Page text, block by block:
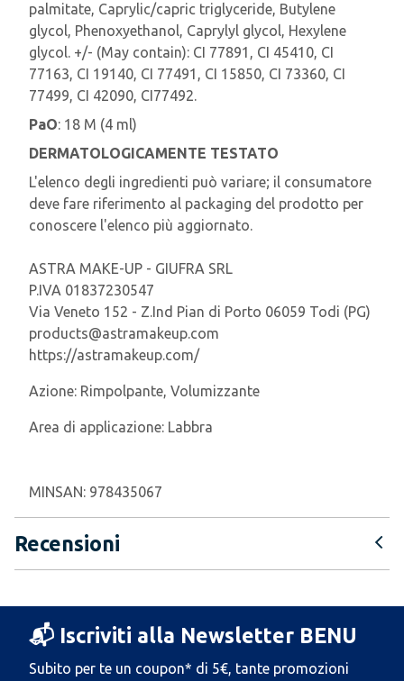
palmitate, Caprylic/capric triglyceride, Butylene
glycol, Phenoxyethanol, Caprylyl glycol, Hexylene
glycol. +/- (May contain): CI 77891, CI 45410, CI
77163, CI 19140, CI 77491, CI 15850, CI 73360, CI
77499, CI 42090, CI77492.
PaO: 18 M (4 ml)
DERMATOLOGICAMENTE TESTATO
L'elenco degli ingredienti può variare; il consumatore
deve fare riferimento al packaging del prodotto per
conoscere l'elenco più aggiornato.
ASTRA MAKE-UP - GIUFRA SRL
P.IVA 01837230547
Via Veneto 152 - Z.Ind Pian di Porto 06059 Todi (PG)
products@astramakeup.com
https://astramakeup.com/
Azione: Rimpolpante, Volumizzante
Area di applicazione: Labbra
MINSAN: 978435067
Recensioni
📬 Iscriviti alla Newsletter BENU
Subito per te un coupon* di 5€, tante promozioni